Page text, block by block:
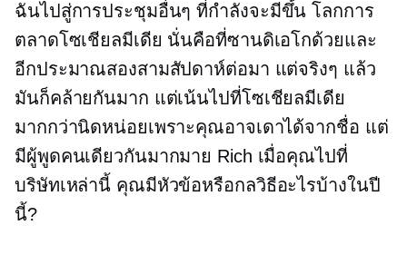
ฉันไปสู่การประชุมอื่นๆ ที่กำลังจะมีขึ้น โลกการ
ตลาดโซเชียลมีเดีย นั่นคือที่ซานดิเอโกด้วยและ
อีกประมาณสองสามสัปดาห์ต่อมา แต่จริงๆ แล้ว
มันก็คล้ายกันมาก แต่เน้นไปที่โซเชียลมีเดีย
มากกว่านิดหน่อยเพราะคุณอาจเดาได้จากชื่อ แต่
มีผู้พูดคนเดียวกันมากมาย Rich เมื่อคุณไปที่
บริษัทเหล่านี้ คุณมีหัวข้อหรือกลวิธีอะไรบ้างในปี
นี้?